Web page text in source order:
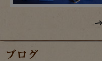
ブログ